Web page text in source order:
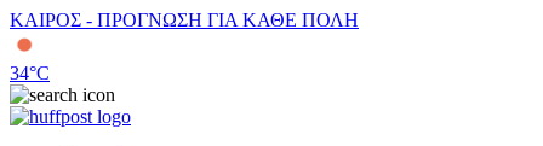
ΚΑΙΡΟΣ - ΠΡΟΓΝΩΣΗ ΓΙΑ ΚΑΘΕ ΠΟΛΗ
34°C